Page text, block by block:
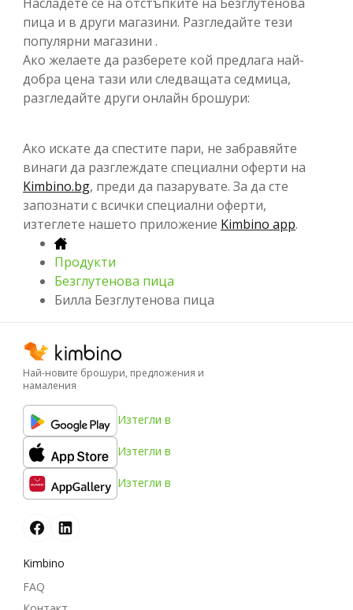
пица и в други магазини. Разгледайте тези
популярни магазини .
Ако желаете да разберете кой предлага най-
добра цена тази или следващата седмица,
разгледайте други онлайн брошури:
Ако искате да спестите пари, не забравяйте
винаги да разглеждате специални оферти на
Kimbino.bg, преди да пазарувате. За да сте
запознати с всички специални оферти,
изтеглете нашето приложение Kimbino app.
Продукти
Безглутенова пица
Билла Безглутенова пица
Най-новите брошури, предложения и
намаления
Изтегли в
Изтегли в
Изтегли в
Kimbino
FAQ